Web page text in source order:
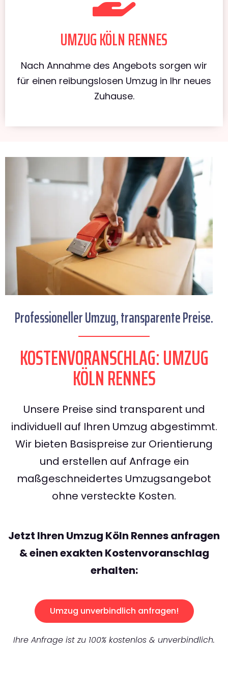
UMZUG KÖLN RENNES
Nach Annahme des Angebots sorgen wir
für einen reibungslosen Umzug in Ihr neues
Zuhause.
Professioneller Umzug, transparente Preise.
KOSTENVORANSCHLAG: UMZUG
KÖLN RENNES
Unsere Preise sind transparent und
individuell auf Ihren Umzug abgestimmt.
Wir bieten Basispreise zur Orientierung
und erstellen auf Anfrage ein
maßgeschneidertes Umzugsangebot
ohne versteckte Kosten.
Jetzt Ihren Umzug Köln Rennes anfragen
& einen exakten Kostenvoranschlag
erhalten:
Umzug unverbindlich anfragen!
Ihre Anfrage ist zu 100% kostenlos & unverbindlich.